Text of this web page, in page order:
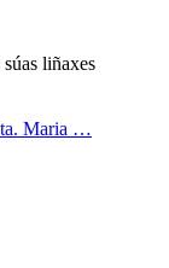
liñaxes
Maria …